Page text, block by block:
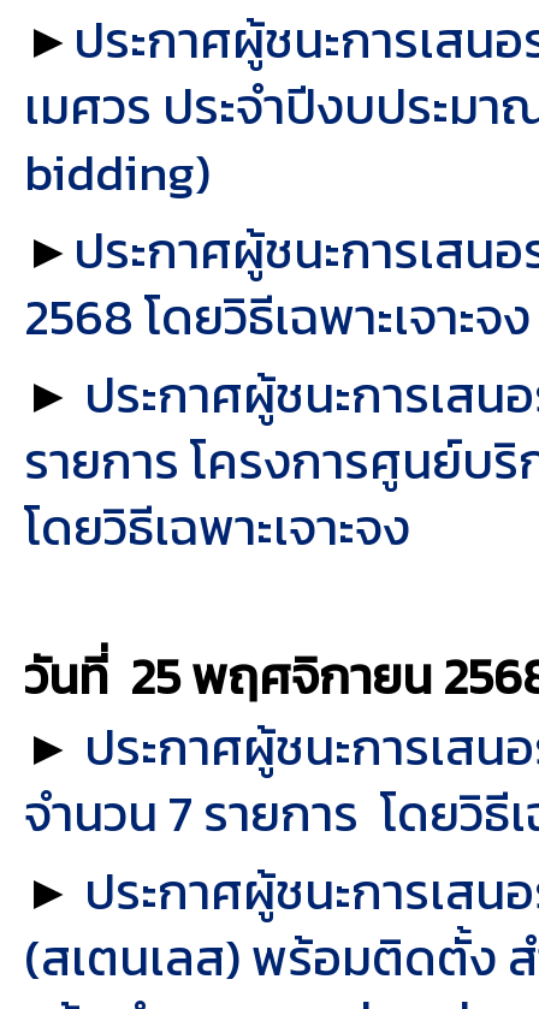
►ประกาศผู้ชนะการเสน
เมศวร ประจำปีงบประม
bidding)
►ประกาศผู้ชนะการเสน
2568 โดยวิธีเฉพาะเจาะจง
► ประกาศผู้ชนะการเส
รายการ โครงการศูนย์บ
โดยวิธีเฉพาะเจาะจง
วันที่ 25 พฤศจิกายน
► ประกาศผู้ชนะการเส
จำนวน 7 รายการ โดยวิธี
► ประกาศผู้ชนะการเส
(สเตนเลส) พร้อมติดตั้ง